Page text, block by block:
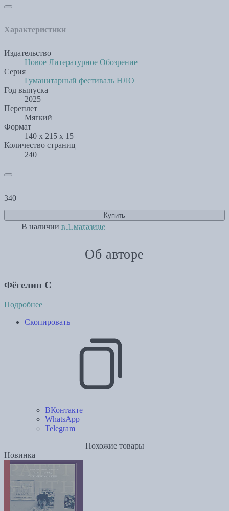
Характеристики
Издательство
Новое Литературное Обозрение
Серия
Гуманитарный фестиваль НЛО
Год выпуска
2025
Переплет
Мягкий
Формат
140 x 215 x 15
Количество страниц
240
340
Купить
В наличии в 1 магазине
Об авторе
Фёгелин С
Подробнее
Скопировать
ВКонтакте
WhatsApp
Telegram
Похожие товары
Новинка